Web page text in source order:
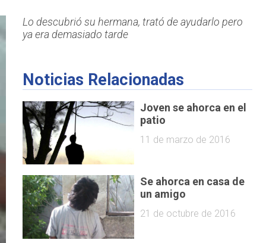
Lo descubrió su hermana, trató de ayudarlo pero
ya era demasiado tarde
Noticias Relacionadas
Joven se ahorca en el
patio
11 de marzo de 2016
Se ahorca en casa de
un amigo
21 de octubre de 2016